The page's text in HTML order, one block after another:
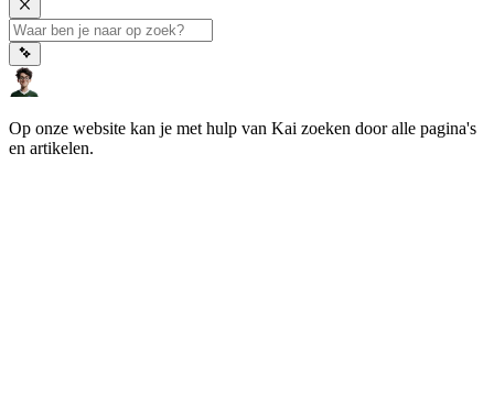
Op onze website kan je met hulp van Kai zoeken door alle pagina's
en artikelen.